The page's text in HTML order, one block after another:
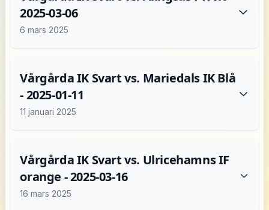
2025-03-06
6 mars 2025
Vårgårda IK Svart vs. Mariedals IK Blå
- 2025-01-11
11 januari 2025
Vårgårda IK Svart vs. Ulricehamns IF
orange - 2025-03-16
16 mars 2025